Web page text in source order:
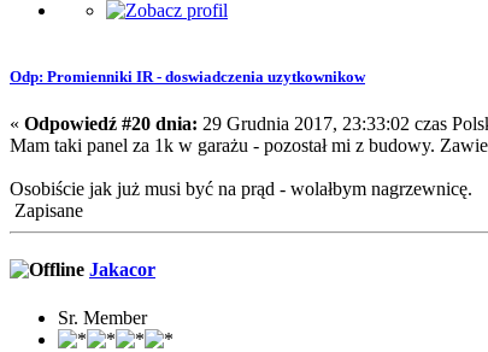
Odp: Promienniki IR - doswiadczenia uzytkownikow
« Odpowiedź #20 dnia: 29 Grudnia 2017, 23:33:02 czas
Mam taki panel za 1k w garażu - pozostał mi z budowy.
Osobiście jak już musi być na prąd - wolałbym nagrzewnicę.
Zapisane
Jakacor
Sr. Member